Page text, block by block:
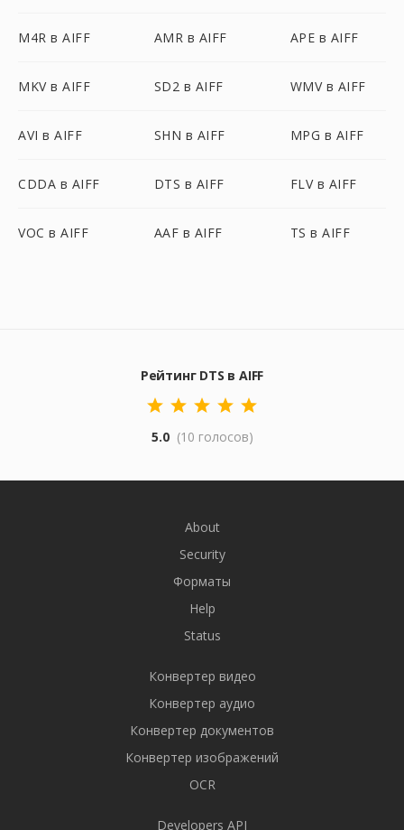
M4R в AIFF AMR в AIFF APE в AIFF
MKV в AIFF SD2 в AIFF WMV в AIFF
AVI в AIFF SHN в AIFF MPG в AIFF
CDDA в AIFF DTS в AIFF FLV в AIFF
VOC в AIFF AAF в AIFF TS в AIFF
Рейтинг DTS в AIFF
5.0 (10 голосов)
About
Security
Форматы
Help
Status
Конвертер видео
Конвертер аудио
Конвертер документов
Конвертер изображений
OCR
Developers API